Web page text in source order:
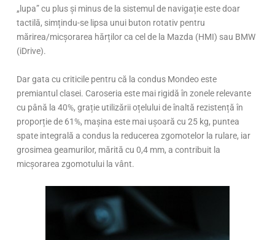
„lupa” cu plus și minus de la sistemul de navigație este doar
tactilă, simțindu-se lipsa unui buton rotativ pentru
mărirea/micșorarea hărților ca cel de la Mazda (HMI) sau BMW
(iDrive).
Dar gata cu criticile pentru că la condus Mondeo este
premiantul clasei. Caroseria este mai rigidă în zonele relevante
cu până la 40%, grație utilizării oțelului de înaltă rezistență în
proporție de 61%, mașina este mai ușoară cu 25 kg, puntea
spate integrală a condus la reducerea zgomotelor la rulare, iar
grosimea geamurilor, mărită cu 0,4 mm, a contribuit la
micșorarea zgomotului la vânt.